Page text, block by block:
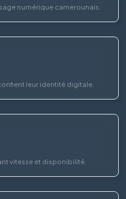
numérique camerounais.
leur identité digitale.
vitesse et disponibilité.